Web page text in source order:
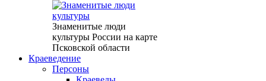
Знаменитые люди
культуры России на карте
Псковской области
Краеведение
Персоны